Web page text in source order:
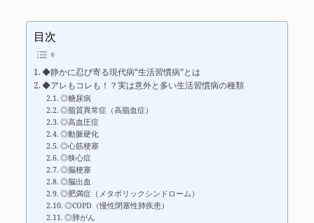
目次
◆静かに忍び寄る現代病“生活習慣病”とは
◆アレもコレも！？実は意外と多い生活習慣病の種類
◎糖尿病
◎脂質異常症（高脂血症）
◎高血圧症
◎動脈硬化
◎心筋梗塞
◎狭心症
◎脳梗塞
◎脳出血
◎肥満症（メタボリックシンドローム）
◎COPD（慢性閉塞性肺疾患）
◎肺がん